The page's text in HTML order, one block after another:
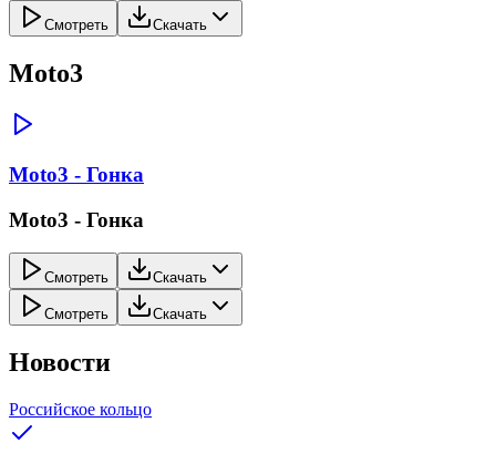
Смотреть Скачать
Moto3
Moto3 - Гонка
Moto3 - Гонка
Смотреть Скачать
Смотреть Скачать
Новости
Российское кольцо